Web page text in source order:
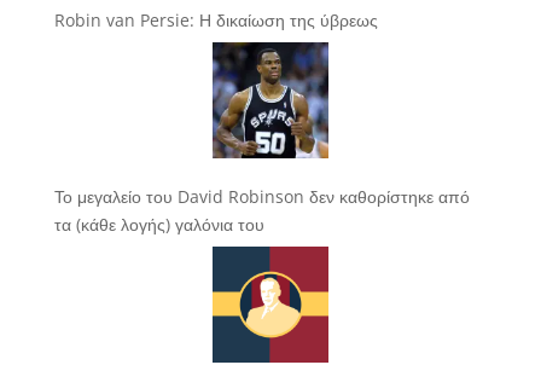
Robin van Persie: Η δικαίωση της ύβρεως
Το μεγαλείο του David Robinson δεν καθορίστηκε από
τα (κάθε λογής) γαλόνια του